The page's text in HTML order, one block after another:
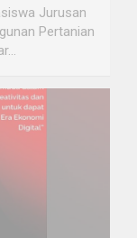
Jurusan
Pertanian